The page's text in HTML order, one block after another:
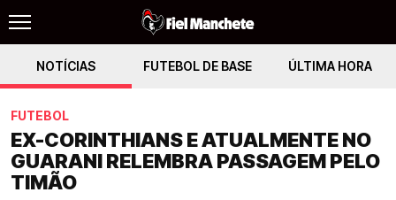
NOTÍCIAS FUTEBOL DE BASE ÚLTIMA HORA
FUTEBOL
EX-CORINTHIANS E ATUALMENTE NO
GUARANI RELEMBRA PASSAGEM PELO
TIMÃO